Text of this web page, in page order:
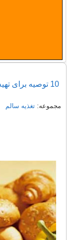
10 توصیه برای تهیه یک صبحانه مغذی
مجموعه:تغذیه سالم